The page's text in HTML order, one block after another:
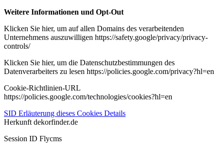
Weitere Informationen und Opt-Out
Klicken Sie hier, um auf allen Domains des verarbeitenden
Unternehmens auszuwilligen https://safety.google/privacy/privacy-
controls/
Klicken Sie hier, um die Datenschutzbestimmungen des
Datenverarbeiters zu lesen https://policies.google.com/privacy?hl=en
Cookie-Richtlinien-URL
https://policies.google.com/technologies/cookies?hl=en
SID Erläuterung dieses Cookies Details
Herkunft dekorfinder.de
Session ID Flycms